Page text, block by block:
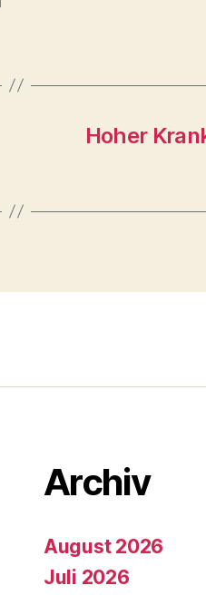
Hoher
Archiv
August 2026
Juli 2026